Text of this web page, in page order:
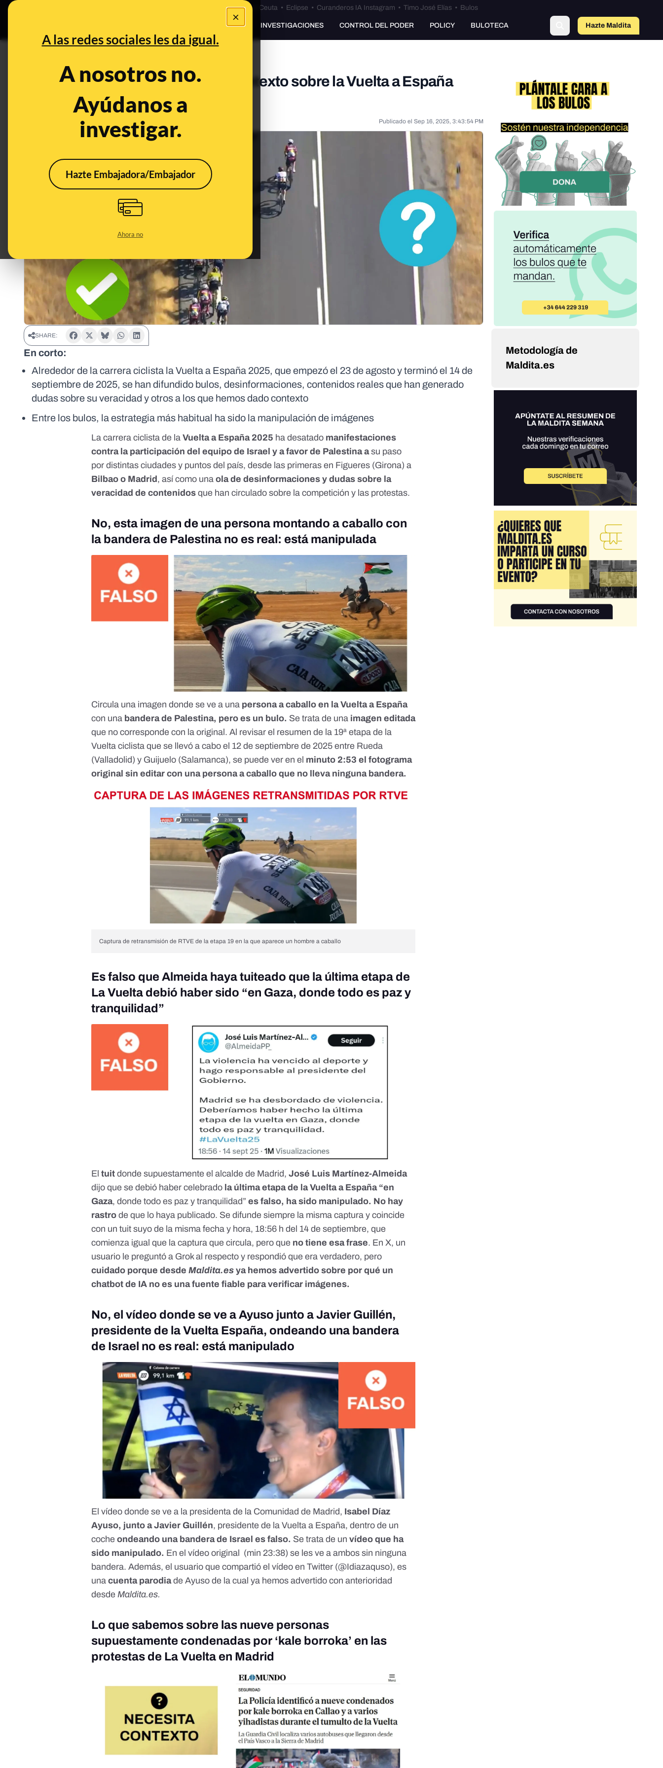
×
A las redes sociales les da igual.
A nosotros no.
Ayúdanos a
investigar.
Hazte Embajadora/Embajador
Ahora no
Especial Ceuta•Bulos Ceuta • Eclipse • Curanderos IA Instagram • Timo José Elías • Bulos
PREBUNKING INVESTIGACIONES CONTROL DEL PODER POLICY BULOTECA Hazte Maldito
Los bulos, desinformaciones y contexto sobre la Vuelta a España
Publicado el Sep 16, 2025, 3:43:54 PM
SHARE:
En corto:
Alrededor de la carrera ciclista la Vuelta a España 2025, que empezó el 23 de agosto y terminó el 14 de
septiembre de 2025, se han difundido bulos, desinformaciones, contenidos reales que han generado
dudas sobre su veracidad y otros a los que hemos dado contexto
Entre los bulos, la estrategia más habitual ha sido la manipulación de imágenes
La carrera ciclista de laVuelta a España 2025 ha desatado manifestaciones
contra la participación del equipo de Israel y a favor de Palestina asu paso
por distintas ciudades y puntos del país, desde las primeras en Figueres (Girona) a
Bilbao o Madrid , así como unaola de desinformaciones y dudas sobre la
veracidad de contenidos que han circulado sobre la competición y las protestas.
No, esta imagen de una persona montando a caballo con
la bandera de Palestina no es real: está manipulada
Circula una imagen donde se ve a una persona a caballo en la Vuelta a España
con una bandera de Palestina, pero es un bulo. Se trata de una imagen editada
que no corresponde con la original. Al revisar el resumen de la 19ª etapa de la
Vuelta ciclista que se llevó a cabo el 12 de septiembre de 2025 entre Rueda
(Valladolid) y Guijuelo (Salamanca), se puede ver en el minuto 2:53 el fotograma
original sin editar con una persona a caballo que no lleva ninguna bandera.
Captura de retransmisión de RTVE de la etapa 19 en la que aparece un hombre a caballo
Es falso que Almeida haya tuiteado que la última etapa de
La Vuelta debió haber sido “en Gaza, donde todo es paz y
tranquilidad”
Eltuitdonde supuestamente el alcalde de Madrid,José Luis Martínez-Almeida
dijo que se debió haber celebrado la última etapa de la Vuelta a España “en
Gaza, donde todo es paz y tranquilidad” es falso, ha sido manipulado. No hay
rastro de que lo haya publicado. Se difunde siempre la misma captura y coincide
con un tuit suyo de la misma fecha y hora, 18:56 h del 14 de septiembre, que
comienza igual que la captura que circula, pero que no tiene esa frase. En X, un
usuario le preguntó a Grok al respecto y respondió que era verdadero, pero
cuidado porque desdeMaldita.es ya hemos advertido sobre por qué un
chatbot de IA no es una fuente fiable para verificar imágenes.
No, el vídeo donde se ve a Ayuso junto a Javier Guillén,
presidente de la Vuelta España, ondeando una bandera
de Israel no es real: está manipulado
El vídeo donde se ve a la presidenta de la Comunidad de Madrid, Isabel Díaz
Ayuso, junto a Javier Guillén, presidente de la Vuelta a España, dentro de un
coche ondeando una bandera de Israeles falso. Se trata de unvídeo que ha
sido manipulado. En elvídeo original (min 23:38) se les ve a ambos sin ninguna
bandera. Además, el usuario que compartió el vídeo en Twitter (@Idiazaquso), es
una cuenta parodiade Ayuso de la cual ya hemos advertido con anterioridad
desdeMaldita.es.
Lo que sabemos sobre las nueve personas
supuestamente condenadas por ‘kale borroka’ en las
protestas de La Vuelta en Madrid
Metodología de
Maldita.es